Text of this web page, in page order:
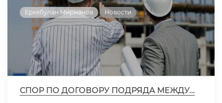
Еркебулан Мирманов Новости
СПОР ПО ДОГОВОРУ ПОДРЯДА МЕЖДУ…